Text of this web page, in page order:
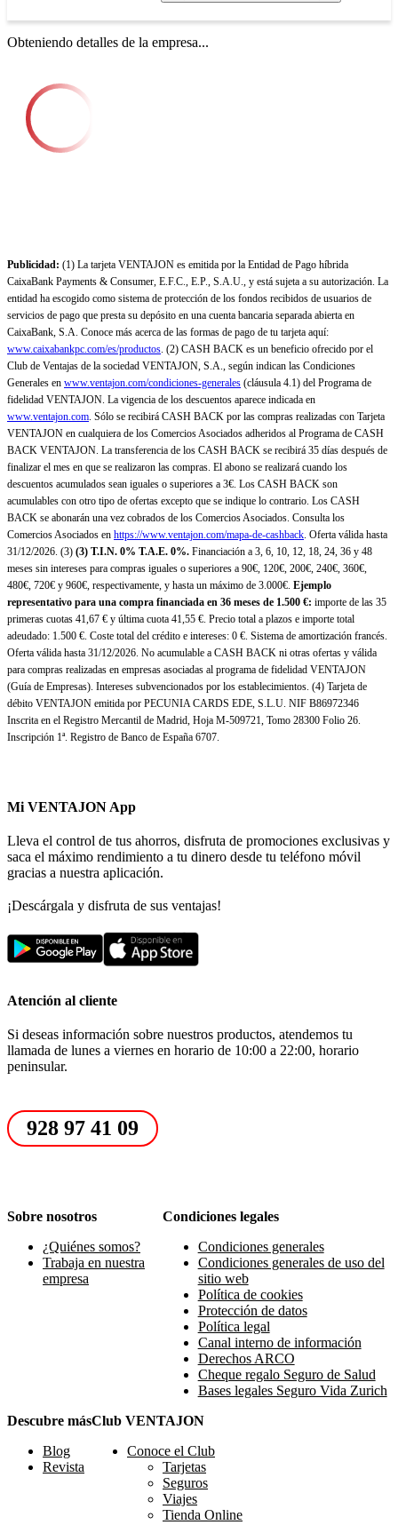
Obteniendo detalles de la empresa...
Publicidad: (1) La tarjeta VENTAJON es emitida por la Entidad de Pago híbrida
CaixaBank Payments & Consumer, E.F.C., E.P., S.A.U., y está sujeta a su autorización. La
entidad ha escogido como sistema de protección de los fondos recibidos de usuarios de
servicios de pago que presta su depósito en una cuenta bancaria separada abierta en
CaixaBank, S.A. Conoce más acerca de las formas de pago de tu tarjeta aquí:
www.caixabankpc.com/es/productos. (2) CASH BACK es un beneficio ofrecido por el
Club de Ventajas de la sociedad VENTAJON, S.A., según indican las Condiciones
Generales en www.ventajon.com/condiciones-generales (cláusula 4.1) del Programa de
fidelidad VENTAJON. La vigencia de los descuentos aparece indicada en
www.ventajon.com. Sólo se recibirá CASH BACK por las compras realizadas con Tarjeta
VENTAJON en cualquiera de los Comercios Asociados adheridos al Programa de CASH
BACK VENTAJON. La transferencia de los CASH BACK se recibirá 35 días después de
finalizar el mes en que se realizaron las compras. El abono se realizará cuando los
descuentos acumulados sean iguales o superiores a 3€. Los CASH BACK son
acumulables con otro tipo de ofertas excepto que se indique lo contrario. Los CASH
BACK se abonarán una vez cobrados de los Comercios Asociados. Consulta los
Comercios Asociados en https://www.ventajon.com/mapa-de-cashback. Oferta válida hasta
31/12/2026. (3) (3) T.I.N. 0% T.A.E. 0%. Financiación a 3, 6, 10, 12, 18, 24, 36 y 48
meses sin intereses para compras iguales o superiores a 90€, 120€, 200€, 240€, 360€,
480€, 720€ y 960€, respectivamente, y hasta un máximo de 3.000€. Ejemplo
representativo para una compra financiada en 36 meses de 1.500 €: importe de las 35
primeras cuotas 41,67 € y última cuota 41,55 €. Precio total a plazos e importe total
adeudado: 1.500 €. Coste total del crédito e intereses: 0 €. Sistema de amortización francés.
Oferta válida hasta 31/12/2026. No acumulable a CASH BACK ni otras ofertas y válida
para compras realizadas en empresas asociadas al programa de fidelidad VENTAJON
(Guía de Empresas). Intereses subvencionados por los establecimientos. (4) Tarjeta de
débito VENTAJON emitida por PECUNIA CARDS EDE, S.L.U. NIF B86972346
Inscrita en el Registro Mercantil de Madrid, Hoja M-509721, Tomo 28300 Folio 26.
Inscripción 1ª. Registro de Banco de España 6707.
Mi VENTAJON App
Lleva el control de tus ahorros, disfruta de promociones exclusivas y
saca el máximo rendimiento a tu dinero desde tu teléfono móvil
gracias a nuestra aplicación.
¡Descárgala y disfruta de sus ventajas!
Atención al cliente
Si deseas información sobre nuestros productos, atendemos tu
llamada de lunes a viernes en horario de 10:00 a 22:00, horario
peninsular.
928 97 41 09
Sobre nosotros
¿Quiénes somos?
Trabaja en nuestra
empresa
Condiciones legales
Condiciones generales
Condiciones generales de uso del
sitio web
Política de cookies
Protección de datos
Política legal
Canal interno de información
Derechos ARCO
Cheque regalo Seguro de Salud
Bases legales Seguro Vida Zurich
Descubre más
Blog
Revista
Club VENTAJON
Conoce el Club
Tarjetas
Seguros
Viajes
Tienda Online